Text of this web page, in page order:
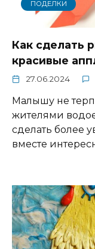
ПОДЕЛКИ
Как сделать
красивые
27.06.2024
Малышу не
жителями
сделать более
вместе